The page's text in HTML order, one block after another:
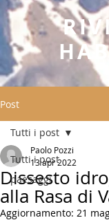
Post
Tutti i post
paesaggi
Tutti i post
Dissesto
alla Rasa di
Paolo Pozzi
13 apr 2022
Aggiornamento: 21